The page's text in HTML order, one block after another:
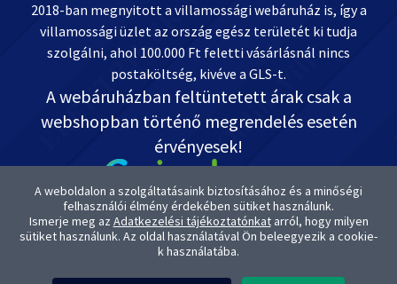
A weboldalon a szolgáltatásaink biztosításához és a minőségi
felhasználói élmény érdekében sütiket használunk.
Ismerje meg az Adatkezelési tájékoztatónkatarról, hogy milyen
sütiket használunk. Az oldal használatával Ön beleegyezik a cookie-
k használatába.
2018-ban megnyitott a villamossági webáruház is, így a
villamossági üzlet az ország egész területét ki tudja
szolgálni, ahol 100.000 Ft feletti vásárlásnál nincs
postaköltség, kivéve a GLS-t.
A webáruházban feltüntetett árak csak a
webshopban történő megrendelés esetén
érvényesek!
Kapcsolat: OnlineVill.hu +36 30 999-2888
ugyfelszolgalat@onlinevill.hu